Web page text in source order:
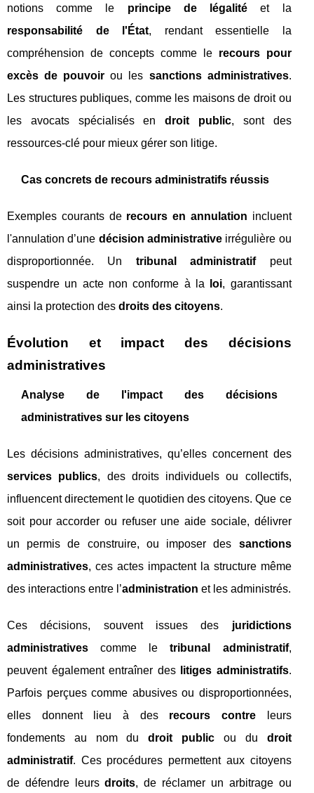
notions comme le principe de légalité et la
responsabilité de l'État, rendant essentielle la
compréhension de concepts comme le recours pour
excès de pouvoir ou les sanctions administratives.
Les structures publiques, comme les maisons de droit ou
les avocats spécialisés endroit public, sont des
ressources-clé pour mieux gérer son litige.
Cas concrets de recours administratifs réussis
Exemples courants de recours en annulation incluent
l'annulation d’une décision administrativeirrégulière ou
disproportionnée. Un tribunal administratifpeut
suspendre un acte non conforme à la
loi, garantissant
ainsi la protection des droits des citoyens.
Évolution et impact des décisions
administratives
Analyse de l'impact des décisions
administratives sur les citoyens
Les décisions administratives, qu’elles concernent des
services publics, des droits individuels ou collectifs,
influencent directement le quotidien des citoyens. Que ce
soit pour accorder ou refuser une aide sociale, délivrer
un permis de construire, ou imposer des sanctions
administratives, ces actes impactent la structure même
des interactions entre l’administration et les administrés.
Ces décisions, souvent issues des juridictions
administratives comme letribunal administratif,
peuvent également entraîner des
litiges administratifs.
Parfois perçues comme abusives ou disproportionnées,
elles donnent lieu à des recours contreleurs
fondements au nom dudroit public ou du droit
administratif. Ces procédures permettent aux citoyens
de défendre leursdroits, de réclamer un arbitrage ou